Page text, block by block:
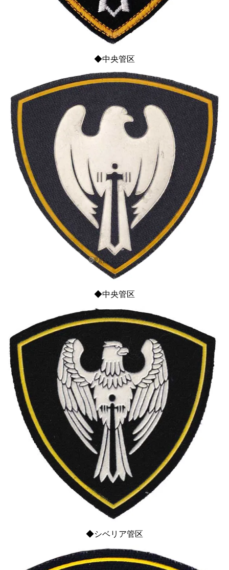
◆中央管区
◆中央管区
◆シベリア管区